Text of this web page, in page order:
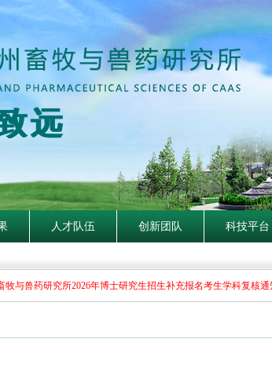
远
人才队伍 创新团队 科技平台
与兽药研究所2026年博士研究生招生补充报名考生学科复核通知